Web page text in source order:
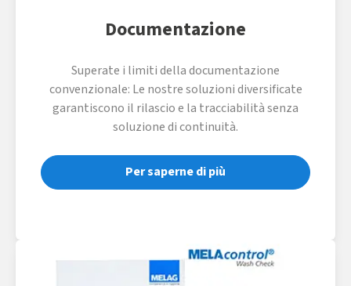
Documentazione
Superate i limiti della documentazione
convenzionale: Le nostre soluzioni diversificate
garantiscono il rilascio e la tracciabilità senza
soluzione di continuità.
Per saperne di più